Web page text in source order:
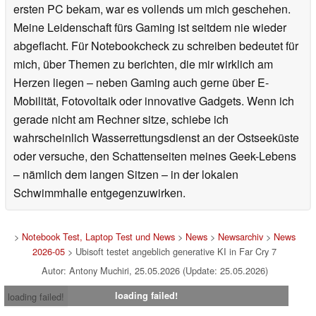
ersten PC bekam, war es vollends um mich geschehen.
Meine Leidenschaft fürs Gaming ist seitdem nie wieder
abgeflacht. Für Notebookcheck zu schreiben bedeutet für
mich, über Themen zu berichten, die mir wirklich am
Herzen liegen – neben Gaming auch gerne über E-
Mobilität, Fotovoltaik oder innovative Gadgets. Wenn ich
gerade nicht am Rechner sitze, schiebe ich
wahrscheinlich Wasserrettungsdienst an der Ostseeküste
oder versuche, den Schattenseiten meines Geek-Lebens
– nämlich dem langen Sitzen – in der lokalen
Schwimmhalle entgegenzuwirken.
> Notebook Test, Laptop Test und News> News> Newsarchiv> News
2026-05 > Ubisoft testet angeblich generative KI in Far Cry 7
Autor: Antony Muchiri, 25.05.2026 (Update: 25.05.2026)
loading failed!
loading failed!